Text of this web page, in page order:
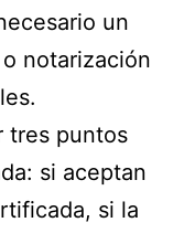
un
notarización
tres puntos
si aceptan
si la